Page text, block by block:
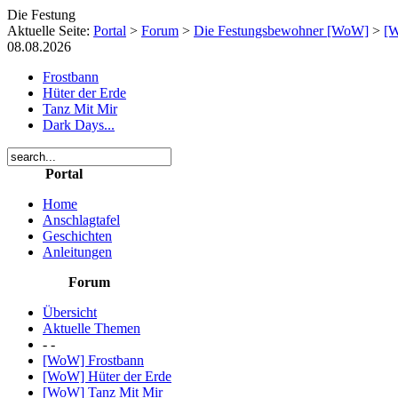
Die Festung
Aktuelle Seite: Portal > Forum > Die Festungsbewohner [WoW] >
08.08.2026
Frostbann
Hüter der Erde
Tanz Mit Mir
Dark Days...
Portal
Home
Anschlagtafel
Geschichten
Anleitungen
Forum
Übersicht
Aktuelle Themen
- -
[WoW] Frostbann
[WoW] Hüter der Erde
[WoW] Tanz Mit Mir